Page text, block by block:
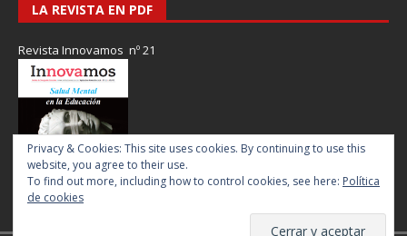
LA REVISTA EN PDF
Revista Innovamos nº 21
Privacy & Cookies: This site uses cookies. By continuing to use this
website, you agree to their use.
To find out more, including how to control cookies, see here: Política
de cookies